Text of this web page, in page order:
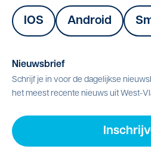
IOS Android
Nieuwsbrief
Schrijf je in voor de dagelijkse
het meest recente nieuws uit West-